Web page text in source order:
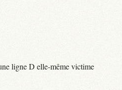
ligne D elle-même victime